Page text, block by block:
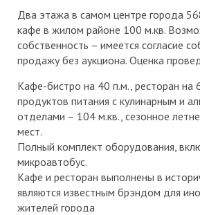
Два этажа в самом центре города
кафе в жилом районе 100 м.кв.
собственность – имеется согласие
продажу без аукциона. Оценка
Кафе-бистро на 40 п.м., ресторан на
продуктов питания с кулинарным и
отделами – 104 м.кв., сезонное
мест.
Полный комплект оборудования,
микроавтобус.
Кафе и ресторан выполнены в
являются известным брэндом для
жителей города